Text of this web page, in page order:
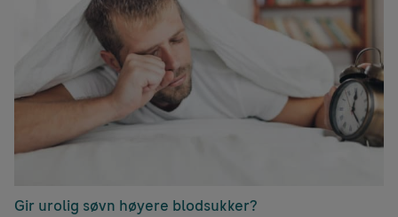
Gir urolig søvn høyere blodsukker?